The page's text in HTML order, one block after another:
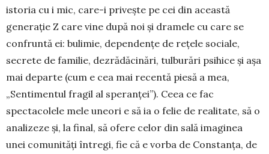
is­to­ria cu i mic, care-i privește pe cei din această
generație Z care vine după noi și dramele cu care se
confruntă ei: bu­li­mie, dependențe de rețele sociale,
secrete de familie, dez­rădăcinări, tul­bu­rări psihice și așa
mai departe (cum e cea mai recentă piesă a mea,
„Senti­mentul fragil al speran­ței”). Ceea ce fac
spectacolele mele uneori e să ia o fe­lie de realitate, să o
analizeze și, la final, să ofere celor din sală imaginea
unei comunități întregi, fie că e vorba de Constanța, de